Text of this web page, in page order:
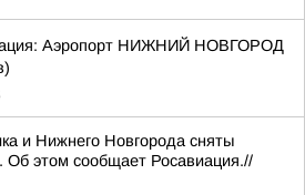
Аэропорт НИЖНИЙ НОВГОРОД
и Нижнего Новгорода сняты
Об этом сообщает Росавиация.//